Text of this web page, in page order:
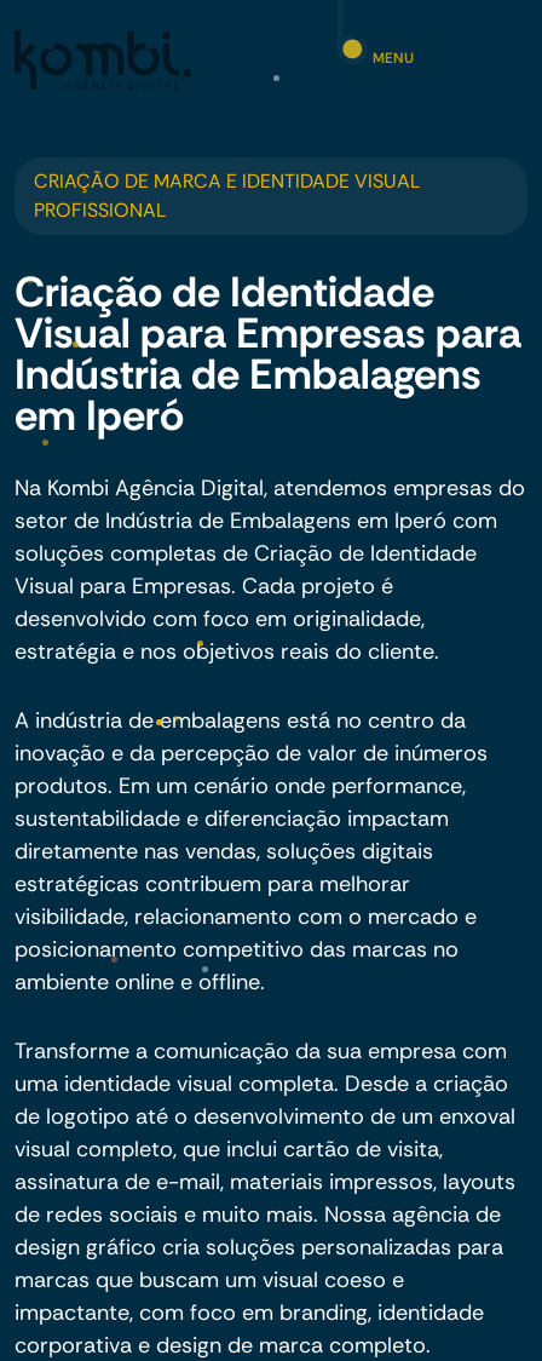
MENU
CRIAÇÃO DE MARCA E IDENTIDADE VISUAL
PROFISSIONAL
Criação de Identidade
Visual para Empresas para
Indústria de Embalagens
em Iperó
Na Kombi Agência Digital, atendemos empresas do
setor de Indústria de Embalagens em Iperó com
soluções completas de Criação de Identidade
Visual para Empresas. Cada projeto é
desenvolvido com foco em originalidade,
estratégia e nos objetivos reais do cliente.
A indústria de embalagens está no centro da
inovação e da percepção de valor de inúmeros
produtos. Em um cenário onde performance,
sustentabilidade e diferenciação impactam
diretamente nas vendas, soluções digitais
estratégicas contribuem para melhorar
visibilidade, relacionamento com o mercado e
posicionamento competitivo das marcas no
ambiente online e offline.
Transforme a comunicação da sua empresa com
uma identidade visual completa. Desde a criação
de logotipo até o desenvolvimento de um enxoval
visual completo, que inclui cartão de visita,
assinatura de e-mail, materiais impressos, layouts
de redes sociais e muito mais. Nossa agência de
design gráfico cria soluções personalizadas para
marcas que buscam um visual coeso e
impactante, com foco em branding, identidade
corporativa e design de marca completo.